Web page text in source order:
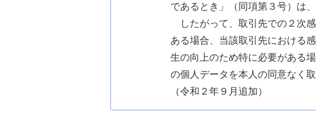
であるとき」（同項第３号）は
したがって、取引先での２次
ある場合、当該取引先における
生の向上のため特に必要がある
の個人データを本人の同意なく
（令和２年９月追加）